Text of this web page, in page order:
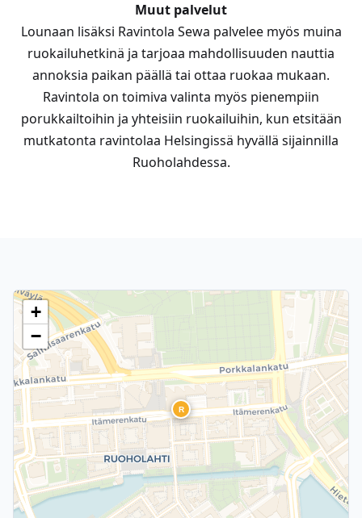
Muut palvelut
Lounaan lisäksi Ravintola Sewa palvelee myös muina
ruokailuhetkinä ja tarjoaa mahdollisuuden nauttia
annoksia paikan päällä tai ottaa ruokaa mukaan.
Ravintola on toimiva valinta myös pienempiin
porukkailtoihin ja yhteisiin ruokailuihin, kun etsitään
mutkatonta ravintolaa Helsingissä hyvällä sijainnilla
Ruoholahdessa.
R
+
−